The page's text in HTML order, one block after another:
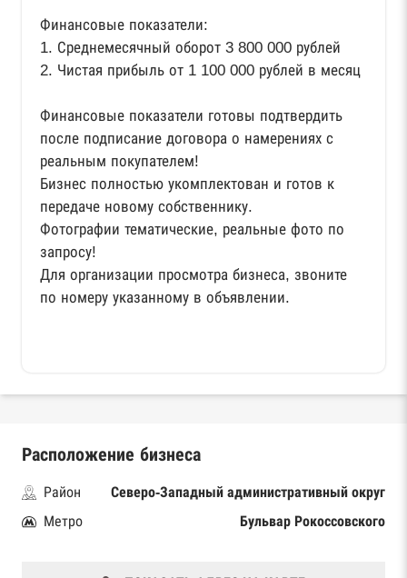
Финансовые показатели:
1. Среднемесячный оборот 3 800 000 рублей
2. Чистая прибыль от 1 100 000 рублей в месяц
Финансовые показатели готовы подтвердить
после подписание договора о намерениях с
реальным покупателем!
Бизнес полностью укомплектован и готов к
передаче новому собственнику.
Фотографии тематические, реальные фото по
запросу!
Для организации просмотра бизнеса, звоните
по номеру указанному в объявлении.
Расположение бизнеса
Район
Северо-Западный административный округ
Метро
Бульвар Рокоссовского